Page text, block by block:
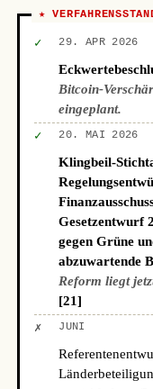
★
✓ 29. APR 2026
Bitcoin-
eingeplant.
✓ 20. MAI 2026
Klingbeil-
Gesetzentwurf
gegen Grüne
abzuwartende
Reform liegt
[21]
✗ JUNI